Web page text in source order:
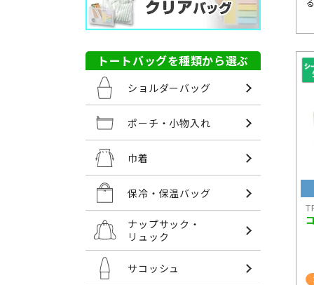
トートバッグを種類から選ぶ
ショルダーバッグ
ポーチ・小物入れ
巾着
保冷・保温バッグ
ナップサック・
リュック
サコッシュ